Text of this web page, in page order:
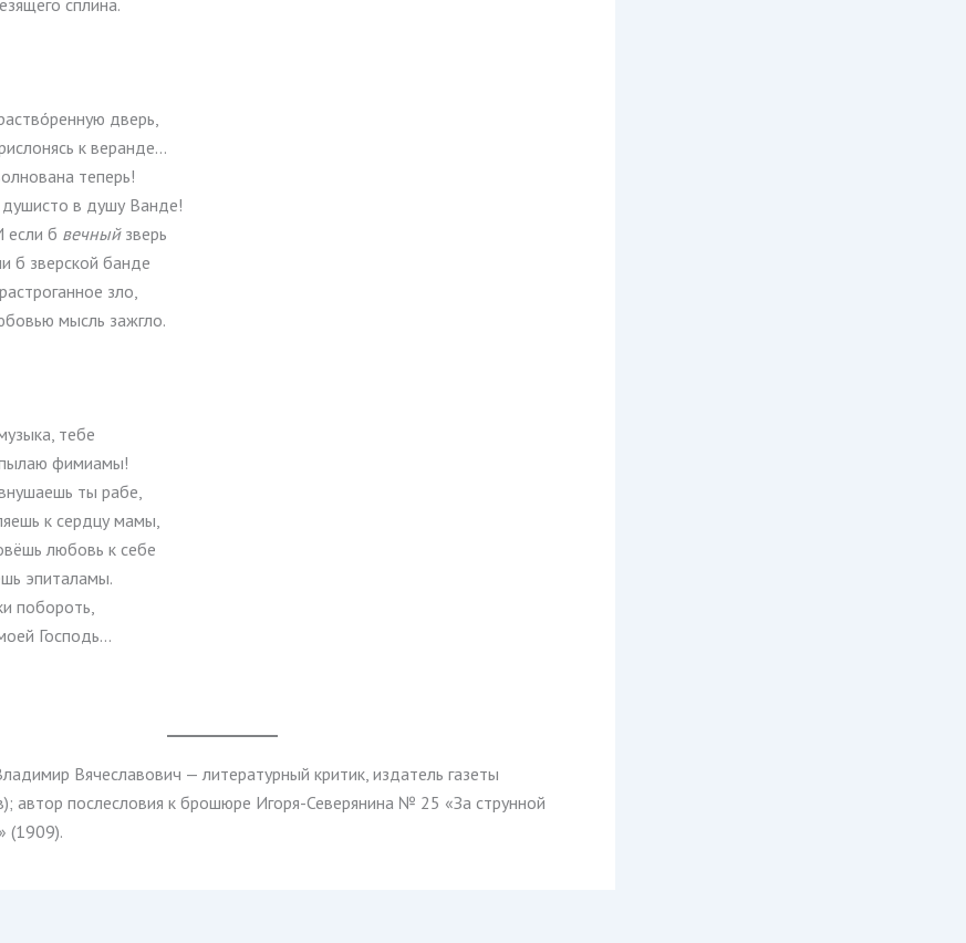
дверь,
к веранде…
теперь!
в душу Ванде!
б вечныйзверь
б зверской банде
зло,
мысль зажгло.
тебе
фимиамы!
ты рабе,
к сердцу мамы,
любовь к себе
эпиталамы.
побороть,
Господь…
Вячеславович — литературный критик, издатель газеты
автор послесловия к брошюре Игоря-Северянина № 25 «За струнной
(1909).